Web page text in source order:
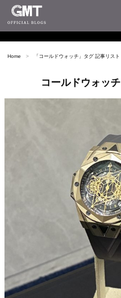
Home 「コールドウォッチ 」タグ 記事リスト
コールドウォッチ